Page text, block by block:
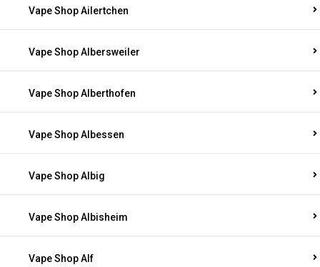
Vape Shop Ailertchen
Vape Shop Albersweiler
Vape Shop Alberthofen
Vape Shop Albessen
Vape Shop Albig
Vape Shop Albisheim
Vape Shop Alf